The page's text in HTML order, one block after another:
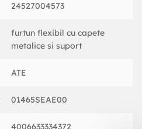
24527004573
furtun flexibil cu capete
metalice si suport
ATE
01465SEAE00
4006633334372